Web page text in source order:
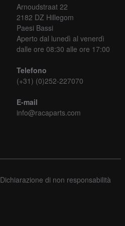
Arnoudstraat 22
2182 DZ Hillegom
Paesi Bassi
Aperto dal lunedì al venerdì
dalle ore 08:30 alle ore 17:00
Telefono
(+31) (0)252-227070
E-mail
info@racaparts.com
Dichiarazione di non responsabilità